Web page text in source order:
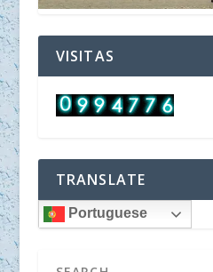
VISITAS
TRANSLATE
Portuguese